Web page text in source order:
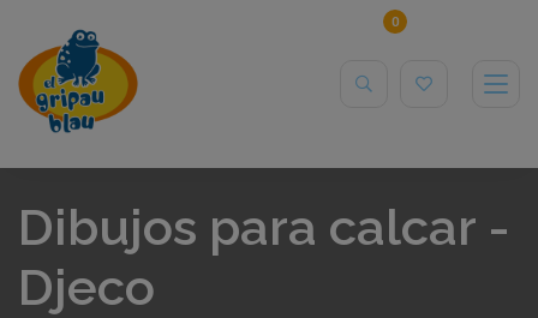
0
Dibujos para calcar -
Djeco